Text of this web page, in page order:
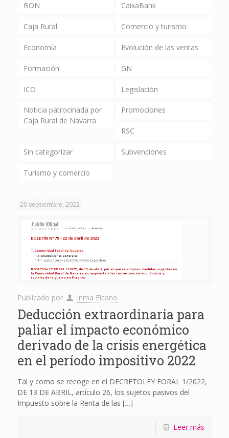
BON CaixaBank
Caja Rural Comercio y turismo
Economía Evolución de las ventas
Formación GN
ICO Legislación
Noticia patrocinada por
Caja Rural de Navarra
Promociones
RSC
Sin categorizar Subvenciones
Turismo y comercio
20 septiembre, 2022
Publicado por Inma Elcano
Deducción extraordinaria para
paliar el impacto económico
derivado de la crisis energética
en el período impositivo 2022
Tal y como se recoge en el DECRETOLEY FORAL 1/2022,
DE 13 DE ABRIL, artículo 26, los sujetos pasivos del
Impuesto sobre la Renta de las […]
Leer más